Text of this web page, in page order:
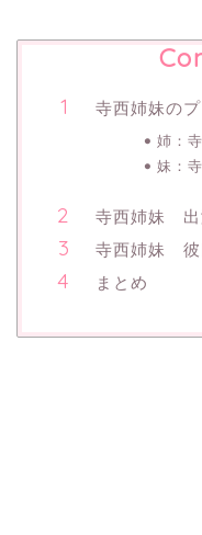
寺西姉妹の
姉：
妹：
寺西姉妹 出
寺西姉妹 彼
まとめ